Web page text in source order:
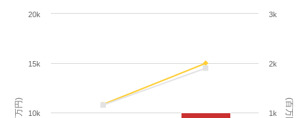
10k
15k
20k
1k
2k
3k